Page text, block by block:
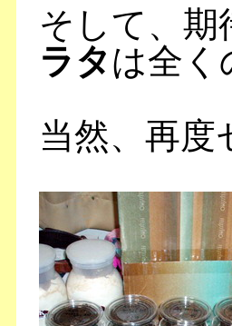
そして、期
ラタは全
当然、再